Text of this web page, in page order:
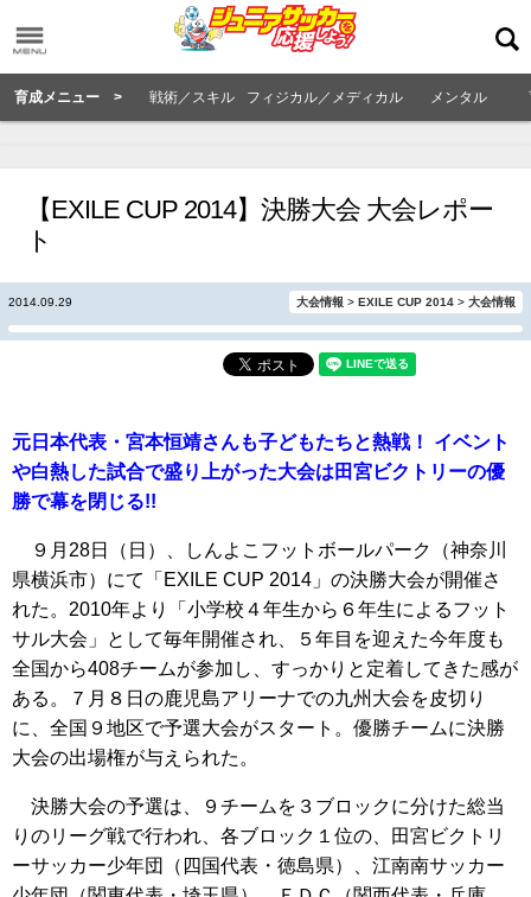
育成メニュー > 戦術／スキル フィジカル／メディカル メンタル
【EXILE CUP 2014】決勝大会 大会レポー
ト
2014.09.29 大会情報 > EXILE CUP 2014 > 大会情報
元日本代表・宮本恒靖さんも子どもたちと熱戦！ イベント
や白熱した試合で盛り上がった大会は田宮ビクトリーの優
勝で幕を閉じる!!
９月28日（日）、しんよこフットボールパーク（神奈川
県横浜市）にて「EXILE CUP 2014」の決勝大会が開催さ
れた。2010年より「小学校４年生から６年生によるフット
サル大会」として毎年開催され、５年目を迎えた今年度も
全国から408チームが参加し、すっかりと定着してきた感が
ある。７月８日の鹿児島アリーナでの九州大会を皮切り
に、全国９地区で予選大会がスタート。優勝チームに決勝
大会の出場権が与えられた。
決勝大会の予選は、９チームを３ブロックに分けた総当
りのリーグ戦で行われ、各ブロック１位の、田宮ビクトリ
ーサッカー少年団（四国代表・徳島県）、江南南サッカー